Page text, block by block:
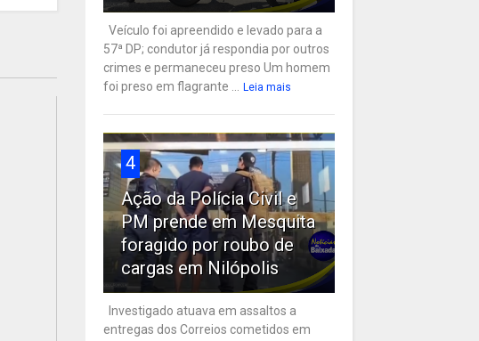
Veículo foi apreendido e levado para a
57ª DP; condutor já respondia por outros
crimes e permaneceu preso Um homem
foi preso em flagrante ... Leia mais
4
Ação da Polícia Civil e
PM prende em Mesquita
foragido por roubo de
cargas em Nilópolis
Investigado atuava em assaltos a
entregas dos Correios cometidos em